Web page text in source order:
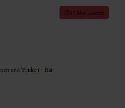
13 Min. Lesezeit
und Trinken • Bar